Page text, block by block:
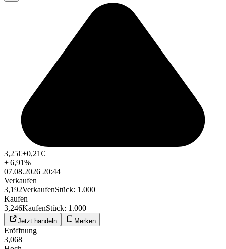
3,25€+0,21€
+6,91%
07.08.2026 20:44
Verkaufen
3,192VerkaufenStück: 1.000
Kaufen
3,246KaufenStück: 1.000
Jetzt handeln Merken
Eröffnung
3,068